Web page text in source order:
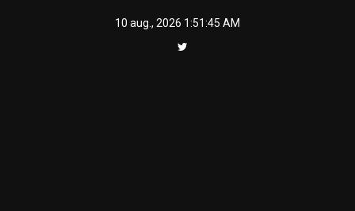
10 aug., 2026 1:51:45 AM